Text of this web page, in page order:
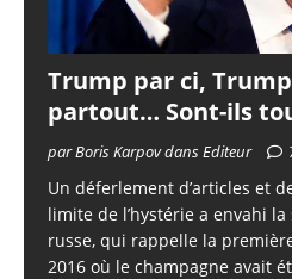
Trump par ci,
partout… Sont-ils
par Boris Karpov dans Editeur
Un déferlement d’articles et
limite de l’hystérie a envahi
russe, qui rappelle la
2016 où le champagne avait